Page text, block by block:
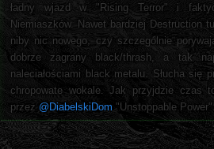
ładny wjazd w "Rising Terror" i
Niemiaszków. Nawet bardziej Destruction
niby nic nowego, czy szczególnie
dobrze zagrany black/thrash, a tak
naleciałościami black metalu. Słucha się
chropowate wokale. Jak przyjdzie czas
przez @DiabelskiDom "Unstoppable Power".